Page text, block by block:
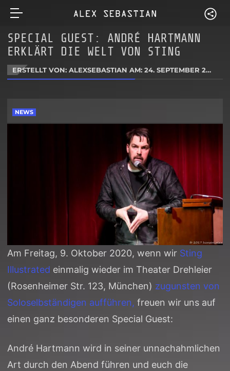
SPECIAL GUEST: ANDRÉ HARTMANN
ERKLÄRT DIE WELT VON STING
ERSTELLT VON: ALEXSEBASTIAN AM:24. SEPTEMBER 2020
NEWS
Am Freitag, 9. Oktober 2020, wenn wir Sting
Illustrated einmalig wieder im Theater Drehleier
(Rosenheimer Str. 123, München) zugunsten von
Soloselbständigen aufführen, freuen wir uns auf
einen ganz besonderen Special Guest:
André Hartmann wird in seiner unnachahmlichen
Art durch den Abend führen und euch die